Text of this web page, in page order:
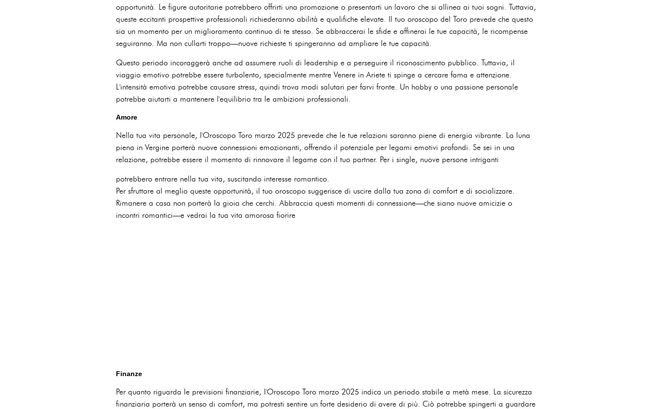
opportunità. Le figure autoritarie potrebbero offrirti una promozione o presentarti un lavoro che si allinea ai tuoi sogni. Tuttavia,
queste eccitanti prospettive professionali richiederanno abilità e qualifiche elevate. Il tuo oroscopo del Toro prevede che questo
sia un momento per un miglioramento continuo di te stesso. Se abbraccerai le sfide e affinerai le tue capacità, le ricompense
seguiranno. Ma non cullarti troppo—nuove richieste ti spingeranno ad ampliare le tue capacità.
Questo periodo incoraggerà anche ad assumere ruoli di leadership e a perseguire il riconoscimento pubblico. Tuttavia, il
viaggio emotivo potrebbe essere turbolento, specialmente mentre Venere in Ariete ti spinge a cercare fama e attenzione.
L'intensità emotiva potrebbe causare stress, quindi trova modi salutari per farvi fronte. Un hobby o una passione personale
potrebbe aiutarti a mantenere l'equilibrio tra le ambizioni professionali.
Amore
Nella tua vita personale, l'Oroscopo Toro marzo 2025 prevede che le tue relazioni saranno piene di energia vibrante. La luna
piena in Vergine porterà nuove connessioni emozionanti, offrendo il potenziale per legami emotivi profondi. Se sei in una
relazione, potrebbe essere il momento di rinnovare il legame con il tuo partner. Per i single, nuove persone intriganti
potrebbero entrare nella tua vita, suscitando interesse romantico.
Per sfruttare al meglio queste opportunità, il tuo oroscopo suggerisce di uscire dalla tua zona di comfort e di socializzare.
Rimanere a casa non porterà la gioia che cerchi. Abbraccia questi momenti di connessione—che siano nuove amicizie o
incontri romantici—e vedrai la tua vita amorosa fiorire
Finanze
Per quanto riguarda le previsioni finanziarie, l'Oroscopo Toro marzo 2025 indica un periodo stabile a metà mese. La sicurezza
finanziaria porterà un senso di comfort, ma potresti sentire un forte desiderio di avere di più. Ciò potrebbe spingerti a guardare